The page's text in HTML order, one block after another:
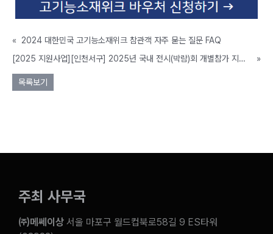
« 2024 대한민국 고기능소재위크 참관객 자주 묻는 질문 FAQ
[2025 지원사업][인천서구] 2025년 국내 전시(박람)회 개별참가 지원사업 참가기업 모집
»
목록보기
주최 사무국
㈜메쎄이상서울 마포구 월드컵북로58길 9 ES타워